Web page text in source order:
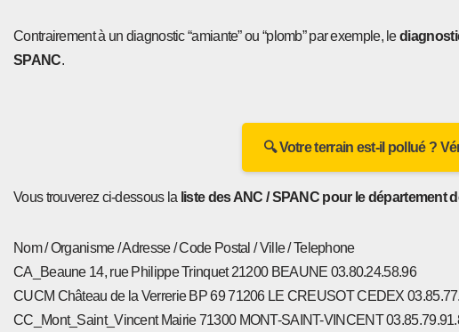
Contrairement à un diagnostic “amiante” ou “plomb” par exemple, le
SPANC.
🔍 Votre terrain est-il pollué ?
Vous trouverez ci-dessous la liste des ANC / SPANC pour le département
Nom / Organisme / Adresse / Code Postal / Ville / Telephone
CA_Beaune 14, rue Philippe Trinquet 21200 BEAUNE 03.80.24.58.96
CUCM Château de la Verrerie BP 69 71206 LE CREUSOT CEDEX
CC_Mont_Saint_Vincent Mairie 71300 MONT-SAINT-VINCENT